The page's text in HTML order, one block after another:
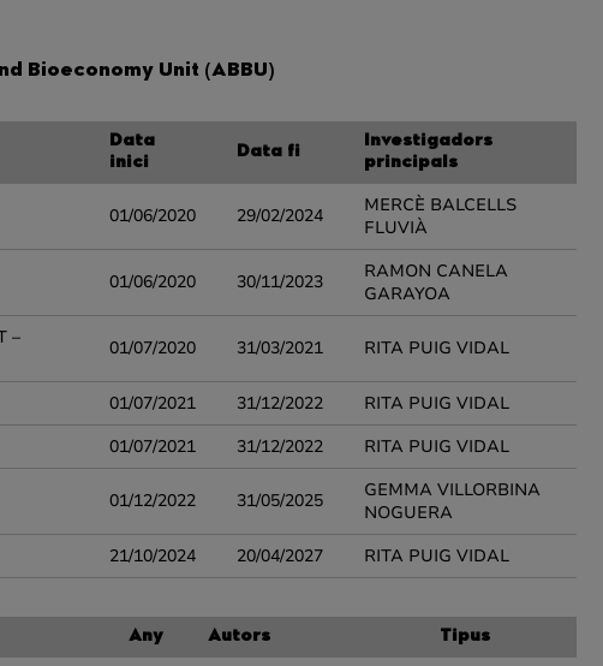
Bioeconomy Unit (ABBU)
Data
inici
Data fi
Investigadors
principals
01/06/2020 29/02/2024
MERCÈ BALCELLS
FLUVIÀ
01/06/2020 30/11/2023
RAMON CANELA
GARAYOA
–
01/07/2020 31/03/2021 RITA PUIG VIDAL
01/07/2021 31/12/2022
RITA PUIG VIDAL
01/07/2021 31/12/2022 RITA PUIG VIDAL
01/12/2022 31/05/2025
GEMMA VILLORBINA
NOGUERA
21/10/2024 20/04/2027 RITA PUIG VIDAL
Any Autors Tipus